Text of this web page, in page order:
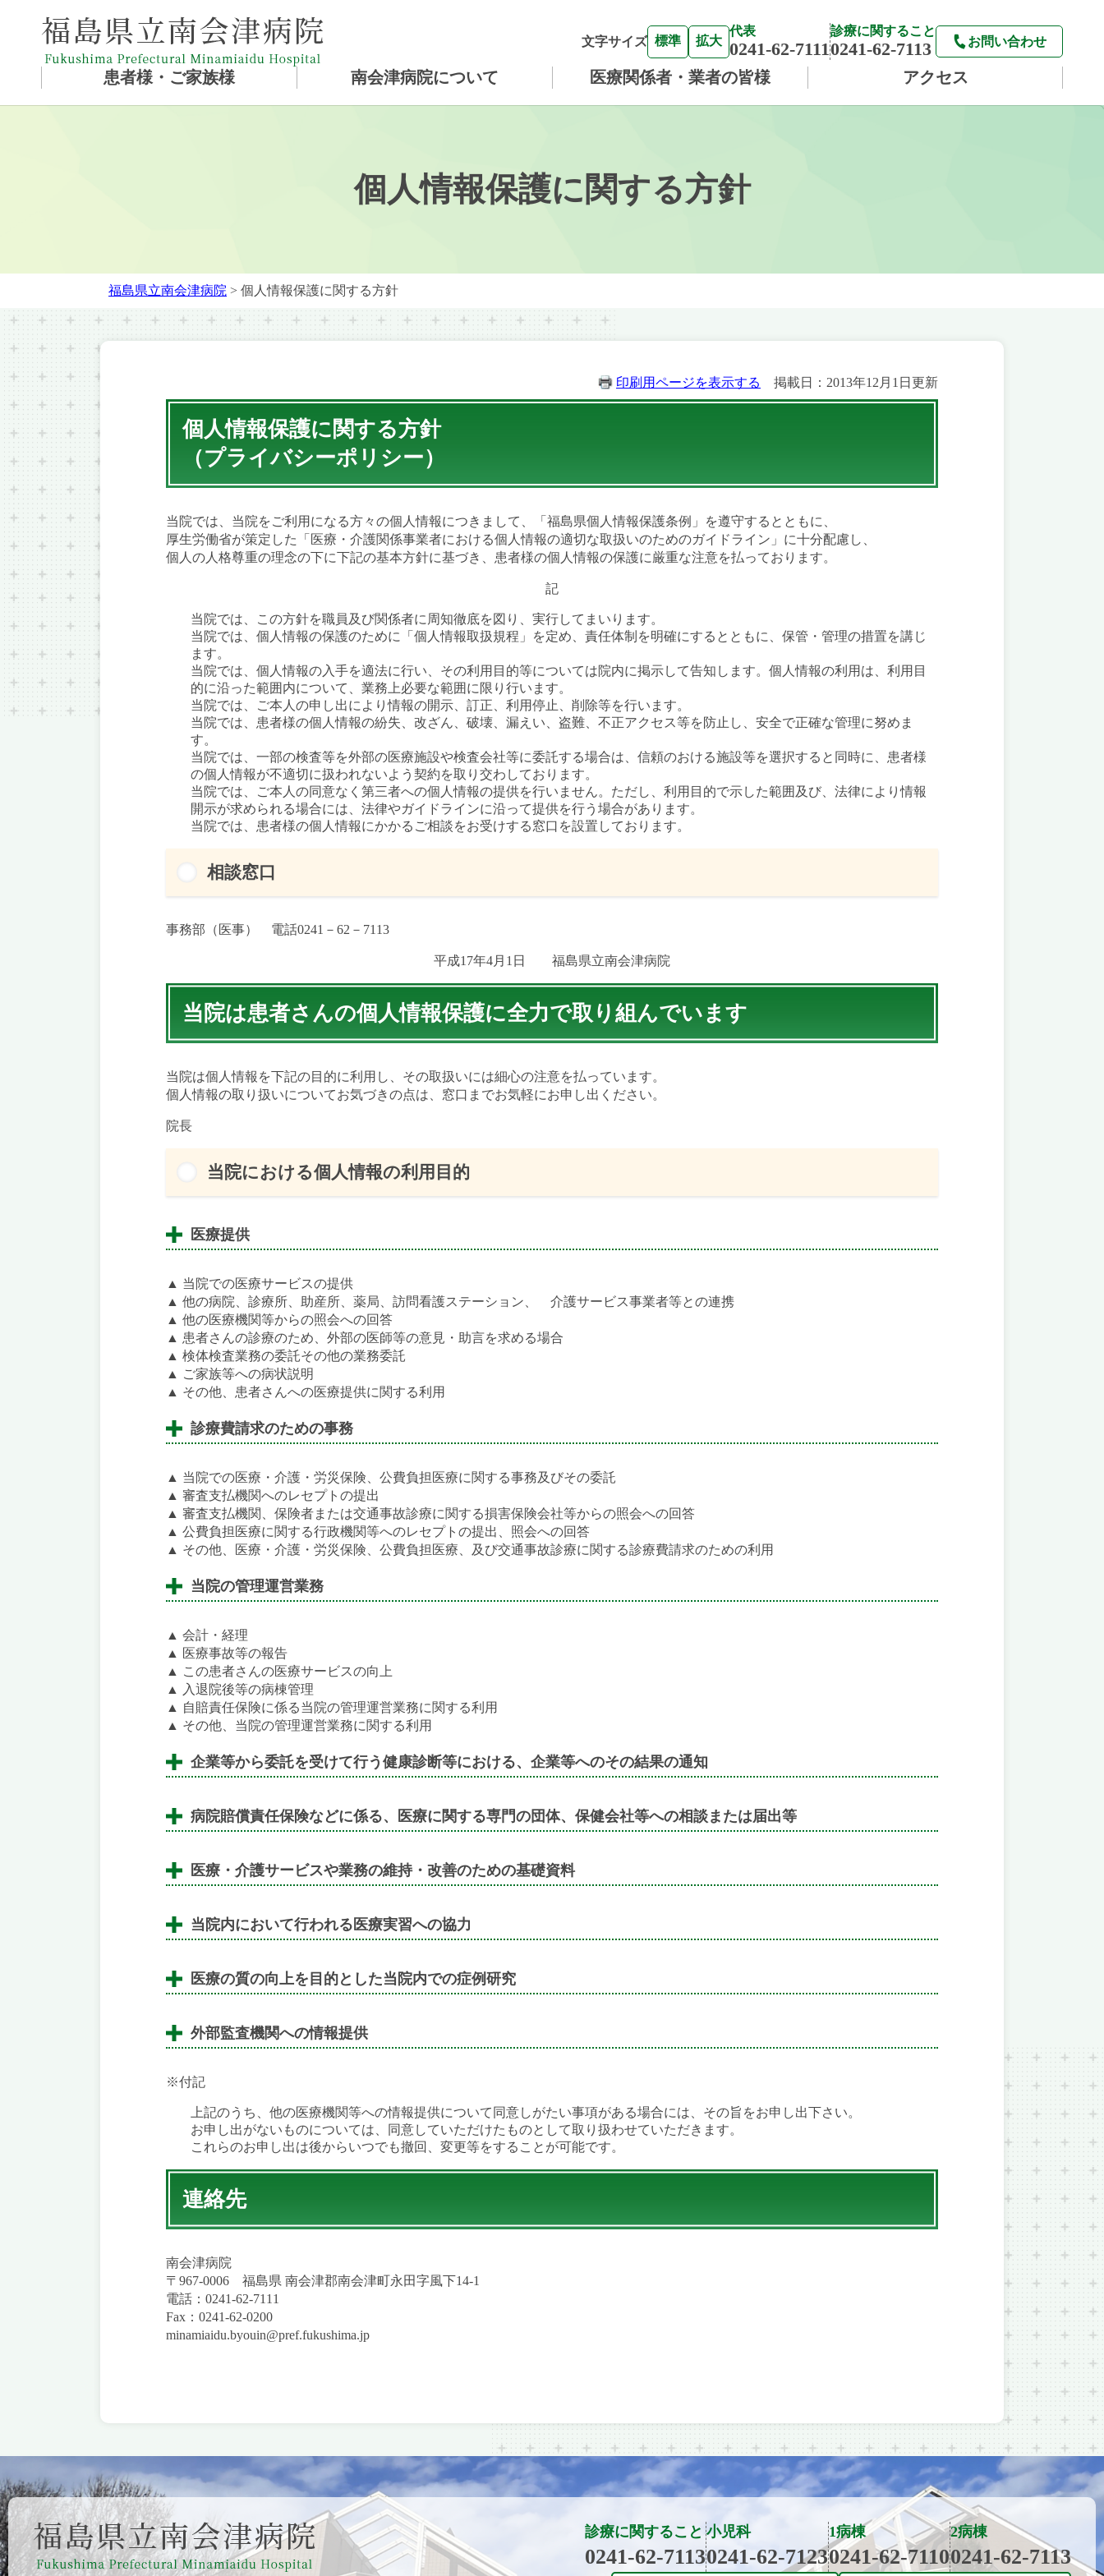
文字サイズ 標準 拡大
代表
0241-62-7111
診療に関すること
0241-62-7113 お問い合わせ
患者様・ご家族様 南会津病院について 医療関係者・業者の皆様 アクセス
個人情報保護に関する方針
福島県立南会津病院 > 個人情報保護に関する方針
印刷用ページを表示する 掲載日：2013年12月1日更新
個人情報保護に関する方針
（プライバシーポリシー）
当院では、当院をご利用になる方々の個人情報につきまして、「福島県個人情報保護条例」を遵守するとともに、
厚生労働省が策定した「医療・介護関係事業者における個人情報の適切な取扱いのためのガイドライン」に十分配慮し、
個人の人格尊重の理念の下に下記の基本方針に基づき、患者様の個人情報の保護に厳重な注意を払っております。
記
当院では、この方針を職員及び関係者に周知徹底を図り、実行してまいります。
当院では、個人情報の保護のために「個人情報取扱規程」を定め、責任体制を明確にするとともに、保管・管理の措置を講じ
ます。
当院では、個人情報の入手を適法に行い、その利用目的等については院内に掲示して告知します。個人情報の利用は、利用目
的に沿った範囲内について、業務上必要な範囲に限り行います。
当院では、ご本人の申し出により情報の開示、訂正、利用停止、削除等を行います。
当院では、患者様の個人情報の紛失、改ざん、破壊、漏えい、盗難、不正アクセス等を防止し、安全で正確な管理に努めま
す。
当院では、一部の検査等を外部の医療施設や検査会社等に委託する場合は、信頼のおける施設等を選択すると同時に、患者様
の個人情報が不適切に扱われないよう契約を取り交わしております。
当院では、ご本人の同意なく第三者への個人情報の提供を行いません。ただし、利用目的で示した範囲及び、法律により情報
開示が求められる場合には、法律やガイドラインに沿って提供を行う場合があります。
当院では、患者様の個人情報にかかるご相談をお受けする窓口を設置しております。
相談窓口
事務部（医事） 電話0241－62－7113
平成17年4月1日 福島県立南会津病院
当院は患者さんの個人情報保護に全力で取り組んでいます
当院は個人情報を下記の目的に利用し、その取扱いには細心の注意を払っています。
個人情報の取り扱いについてお気づきの点は、窓口までお気軽にお申し出ください。
院長
当院における個人情報の利用目的
医療提供
▲ 当院での医療サービスの提供
▲ 他の病院、診療所、助産所、薬局、訪問看護ステーション、 介護サービス事業者等との連携
▲ 他の医療機関等からの照会への回答
▲ 患者さんの診療のため、外部の医師等の意見・助言を求める場合
▲ 検体検査業務の委託その他の業務委託
▲ ご家族等への病状説明
▲ その他、患者さんへの医療提供に関する利用
診療費請求のための事務
▲ 当院での医療・介護・労災保険、公費負担医療に関する事務及びその委託
▲ 審査支払機関へのレセプトの提出
▲ 審査支払機関、保険者または交通事故診療に関する損害保険会社等からの照会への回答
▲ 公費負担医療に関する行政機関等へのレセプトの提出、照会への回答
▲ その他、医療・介護・労災保険、公費負担医療、及び交通事故診療に関する診療費請求のための利用
当院の管理運営業務
▲ 会計・経理
▲ 医療事故等の報告
▲ この患者さんの医療サービスの向上
▲
入退院後等の病棟管理
▲ 自賠責任保険に係る当院の管理運営業務に関する利用
▲ その他、当院の管理運営業務に関する利用
企業等から委託を受けて行う健康診断等における、企業等へのその結果の通知
病院賠償責任保険などに係る、医療に関する専門の団体、保健会社等への相談または届出等
医療・介護サービスや業務の維持・改善のための基礎資料
当院内において行われる医療実習への協力
医療の質の向上を目的とした当院内での症例研究
外部監査機関への情報提供
※付記
上記のうち、他の医療機関等への情報提供について同意しがたい事項がある場合には、その旨をお申し出下さい。
お申し出がないものについては、同意していただけたものとして取り扱わせていただきます。
これらのお申し出は後からいつでも撤回、変更等をすることが可能です。
連絡先
南会津病院
〒967-0006 福島県 南会津郡南会津町永田字風下14-1
電話：0241-62-7111
Fax：0241-62-0200
minamiaidu.byouin@pref.fukushima.jp
診療に関すること
0241-62-7113
小児科
0241-62-7123
1病棟
0241-62-7110
2病棟
0241-62-7113